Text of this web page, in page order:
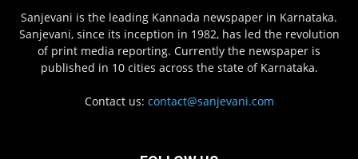
Sanjevani is the leading Kannada newspaper in Karnataka.
Sanjevani, since its inception in 1982, has led the revolution
of print media reporting. Currently the newspaper is
published in 10 cities across the state of Karnataka.
Contact us: contact@sanjevani.com